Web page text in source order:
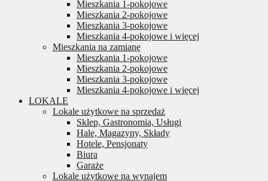
Mieszkania 1-pokojowe
Mieszkania 2-pokojowe
Mieszkania 3-pokojowe
Mieszkania 4-pokojowe i więcej
Mieszkania na zamianę
Mieszkania 1-pokojowe
Mieszkania 2-pokojowe
Mieszkania 3-pokojowe
Mieszkania 4-pokojowe i więcej
LOKALE
Lokale użytkowe na sprzedaż
Sklep, Gastronomia, Usługi
Hale, Magazyny, Składy
Hotele, Pensjonaty
Biura
Garaże
Lokale użytkowe na wynajem